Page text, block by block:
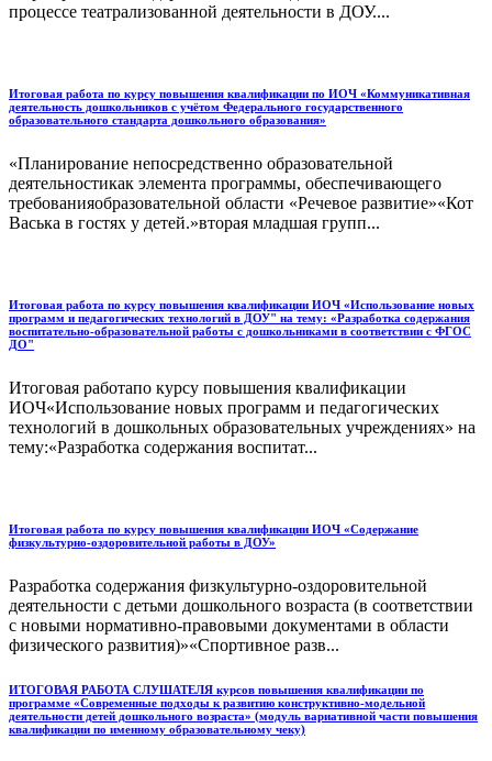
процессе театрализованной деятельности в ДОУ....
Итоговая работа по курсу повышения квалификации по ИОЧ «Коммуникативная
деятельность дошкольников с учётом Федерального государственного
образовательного стандарта дошкольного образования»
«Планирование непосредственно образовательной
деятельностикак элемента программы, обеспечивающего
требованияобразовательной области «Речевое развитие»«Кот
Васька в гостях у детей.»вторая младшая групп...
Итоговая работа по курсу повышения квалификации ИОЧ «Использование новых
программ и педагогических технологий в ДОУ" на тему: «Разработка содержания
воспитательно-образовательной работы с дошкольниками в соответствии с ФГОС
ДО"
Итоговая работапо курсу повышения квалификации
ИОЧ«Использование новых программ и педагогических
технологий в дошкольных образовательных учреждениях» на
тему:«Разработка содержания воспитат...
Итоговая работа по курсу повышения квалификации ИОЧ «Содержание
физкультурно-оздоровительной работы в ДОУ»
Разработка содержания физкультурно-оздоровительной
деятельности с детьми дошкольного возраста (в соответствии
с новыми нормативно-правовыми документами в области
физического развития)»«Спортивное разв...
ИТОГОВАЯ РАБОТА СЛУШАТЕЛЯ курсов повышения квалификации по
программе «Современные подходы к развитию конструктивно-модельной
деятельности детей дошкольного возраста» (модуль вариативной части повышения
квалификации по именному образовательному чеку)